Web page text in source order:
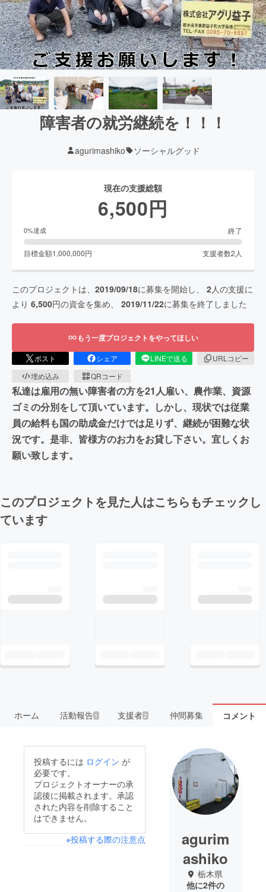
障害者の就労継続を！！！
agurimashiko ソーシャルグッド
現在の支援総額
6,500円
0%達成 終了
目標金額1,000,000円 支援者数2 人
このプロジェクトは、 2019/09/18に募集を開始し、 2人の支援に
より 6,500円の資金を集め、 2019/11/22に募集を終了しました
もう一度プロジェクトをやってほしい
ポスト シェア LINEで送る
URLコピー
埋め込み
QRコード
私達は雇用の無い障害者の方を21人雇い、農作業、資源
ゴミの分別をして頂いています。しかし、現状では従業
員の給料も国の助成金だけでは足りず、継続が困難な状
況です。是非、皆様方のお力をお貸し下さい。宜しくお
願い致します。
このプロジェクトを見た人はこちらもチェックし
ています
ホーム 活動報告1 支援者 2 仲間募集 コメント
投稿するには ログイン が
必要です。
プロジェクトオーナーの承
認後に掲載されます。承認
された内容を削除すること
はできません。
※投稿する際の注意点
agurim
ashiko
栃木県
他に2件の